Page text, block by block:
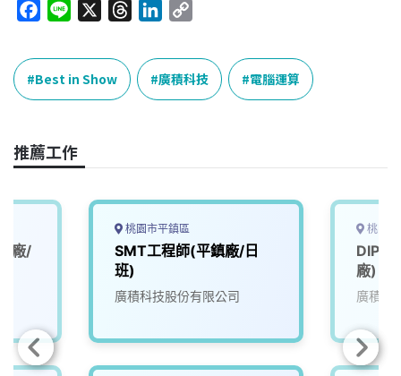
c
e
b
o
k
n
e
e
n
k
e
n
p
y
L
k
Best in Show 廣積科技 電腦運算
推薦工作
廠/
桃園市平鎮區
SMT工程師(平鎮廠/日
班)
廣積科技股份有限公司
桃園
DIP作
廠)
廣積科